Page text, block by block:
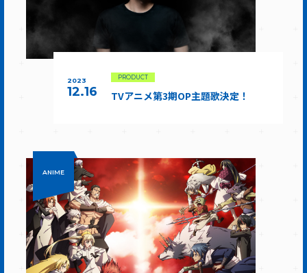
2023
12.16
PRODUCT
TVアニメ第3期OP主題歌決定！
ANIME